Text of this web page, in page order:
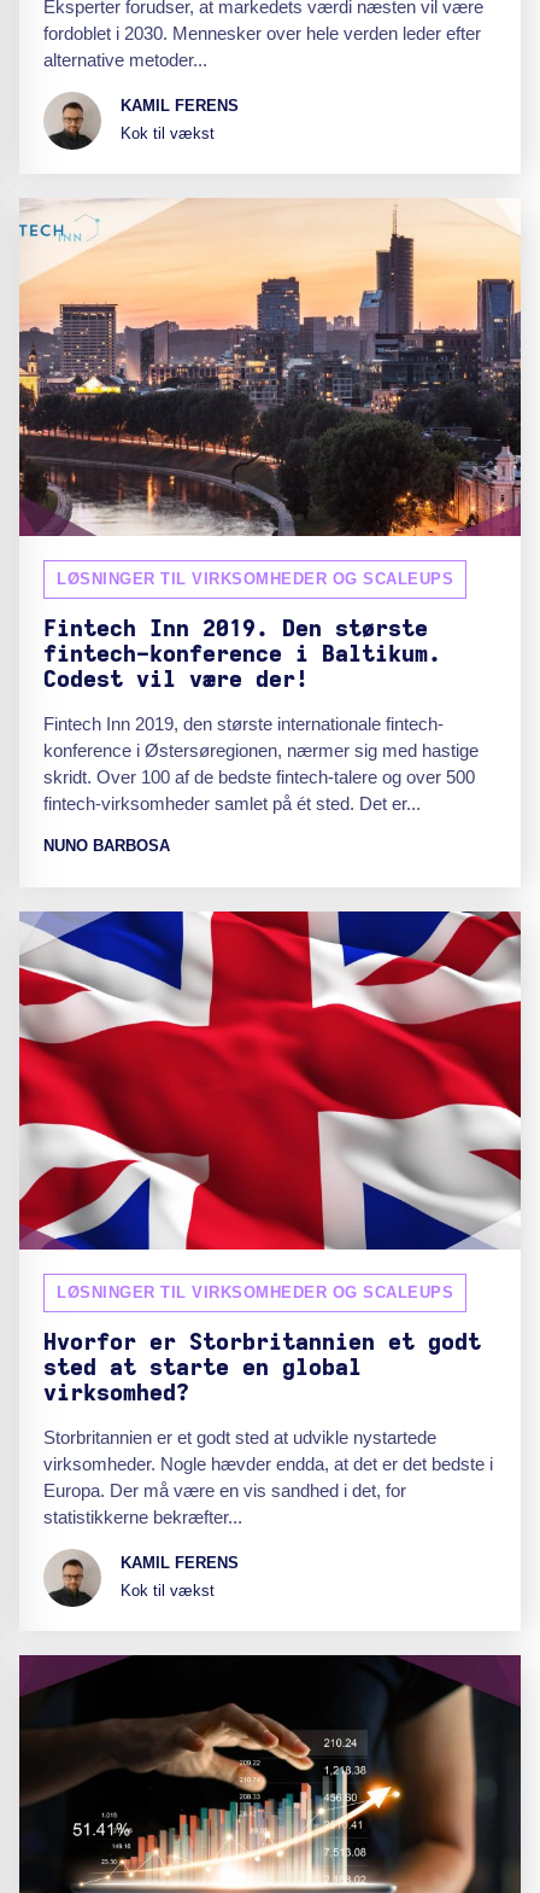
Eksperter forudser, at markedets værdi næsten vil være
fordoblet i 2030. Mennesker over hele verden leder efter
alternative metoder...
KAMIL FERENS
Kok til vækst
LØSNINGER TIL VIRKSOMHEDER OG SCALEUPS
Fintech Inn 2019. Den største
fintech-konference i Baltikum.
Codest vil være der!
Fintech Inn 2019, den største internationale fintech-
konference i Østersøregionen, nærmer sig med hastige
skridt. Over 100 af de bedste fintech-talere og over 500
fintech-virksomheder samlet på ét sted. Det er...
NUNO BARBOSA
LØSNINGER TIL VIRKSOMHEDER OG SCALEUPS
Hvorfor er Storbritannien et godt
sted at starte en global
virksomhed?
Storbritannien er et godt sted at udvikle nystartede
virksomheder. Nogle hævder endda, at det er det bedste i
Europa. Der må være en vis sandhed i det, for
statistikkerne bekræfter...
KAMIL FERENS
Kok til vækst